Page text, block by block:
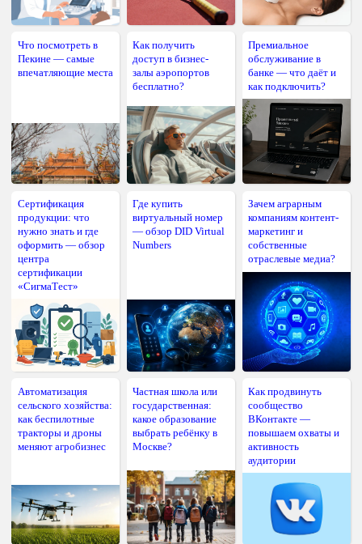
Что посмотреть в
Пекине — самые
впечатляющие места
Как получить
доступ в бизнес-
залы аэропортов
бесплатно?
Премиальное
обслуживание в
банке — что даёт и
как подключить?
Сертификация
продукции: что
нужно знать и где
оформить — обзор
центра
сертификации
«СигмаТест»
Где купить
виртуальный номер
— обзор DID Virtual
Numbers
Зачем аграрным
компаниям контент-
маркетинг и
собственные
отраслевые медиа?
Автоматизация
сельского хозяйства:
как беспилотные
тракторы и дроны
меняют агробизнес
Частная школа или
государственная:
какое образование
выбрать ребёнку в
Москве?
Как продвинуть
сообщество
ВКонтакте —
повышаем охваты и
активность
аудитории